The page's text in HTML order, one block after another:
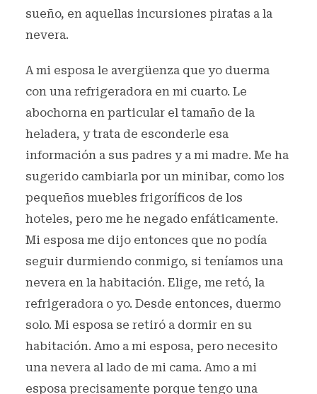
sueño, en aquellas incursiones piratas a la
nevera.
A mi esposa le avergüenza que yo duerma
con una refrigeradora en mi cuarto. Le
abochorna en particular el tamaño de la
heladera, y trata de esconderle esa
información a sus padres y a mi madre. Me ha
sugerido cambiarla por un minibar, como los
pequeños muebles frigoríficos de los
hoteles, pero me he negado enfáticamente.
Mi esposa me dijo entonces que no podía
seguir durmiendo conmigo, si teníamos una
nevera en la habitación. Elige, me retó, la
refrigeradora o yo. Desde entonces, duermo
solo. Mi esposa se retiró a dormir en su
habitación. Amo a mi esposa, pero necesito
una nevera al lado de mi cama. Amo a mi
esposa precisamente porque tengo una